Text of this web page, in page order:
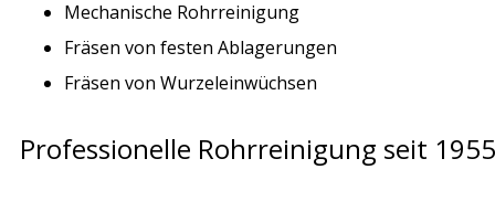
Mechanische Rohrreinigung
Fräsen von festen Ablagerungen
Fräsen von Wurzeleinwüchsen
Professionelle Rohrreinigung seit